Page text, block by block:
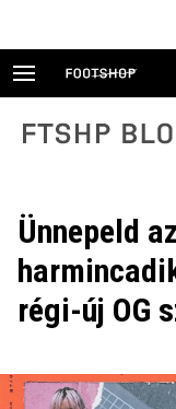
FTSHP blog
Ünnepeld
régi-új OG